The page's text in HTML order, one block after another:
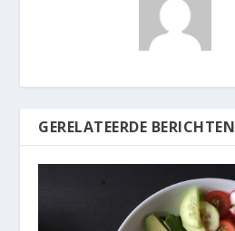
GERELATEERDE BERICHTEN